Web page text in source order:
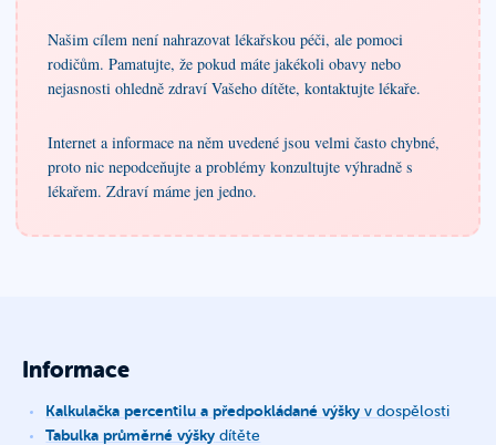
Našim cílem není nahrazovat lékařskou péči, ale pomoci
rodičům. Pamatujte, že pokud máte jakékoli obavy nebo
nejasnosti ohledně zdraví Vašeho dítěte, kontaktujte lékaře.
Internet a informace na něm uvedené jsou velmi často chybné,
proto nic nepodceňujte a problémy konzultujte výhradně s
lékařem. Zdraví máme jen jedno.
Informace
Kalkulačka percentilu a předpokládané výšky v dospělosti
Tabulka průměrné výšky dítěte